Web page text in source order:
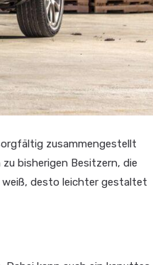
zusammengestellt
bisherigen Besitzern, die
weiß, desto leichter gestaltet